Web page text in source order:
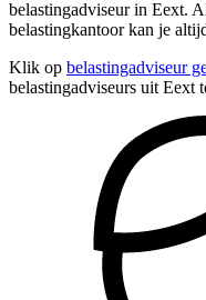
belastingadviseur in Eext.
belastingkantoor kan je
Klik op belastingadviseur
belastingadviseurs uit Eext